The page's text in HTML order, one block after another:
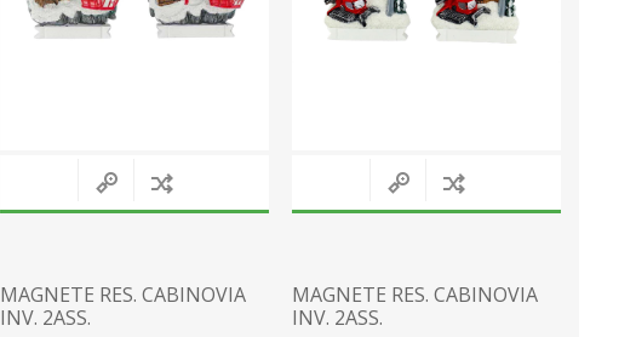
TELLER
ARTIKEL FÜR DIE BERGE
MAGNETE RES. CABINOVIA
INV. 2ASS.
MAGNETE RES. CABINOVIA
INV. 2ASS.